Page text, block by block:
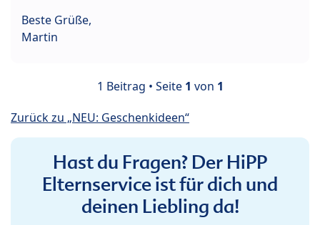
Beste Grüße,
Martin
1 Beitrag • Seite 1 von 1
Zurück zu „NEU: Geschenkideen“
Hast du Fragen? Der HiPP
Elternservice ist für dich und
deinen Liebling da!